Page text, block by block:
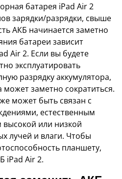
батарея iPad Air 2
зарядки/разрядки, свыше
АКБ начинается заметно
батареи зависит
Air 2. Если вы будете
эксплуатировать
разрядку аккумулятора,
может заметно сократиться.
может быть связан с
естественным
высокой или низкой
лучей и влаги. Чтобы
планшету,
iPad Air 2.